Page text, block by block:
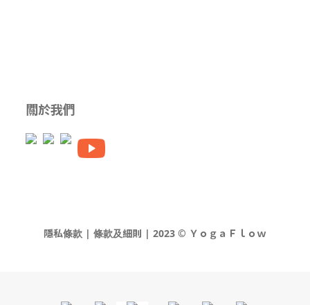
關於我們
隱私條款 | 條款及細則 | 2023 © ＹｏｇａＦｌｏｗ